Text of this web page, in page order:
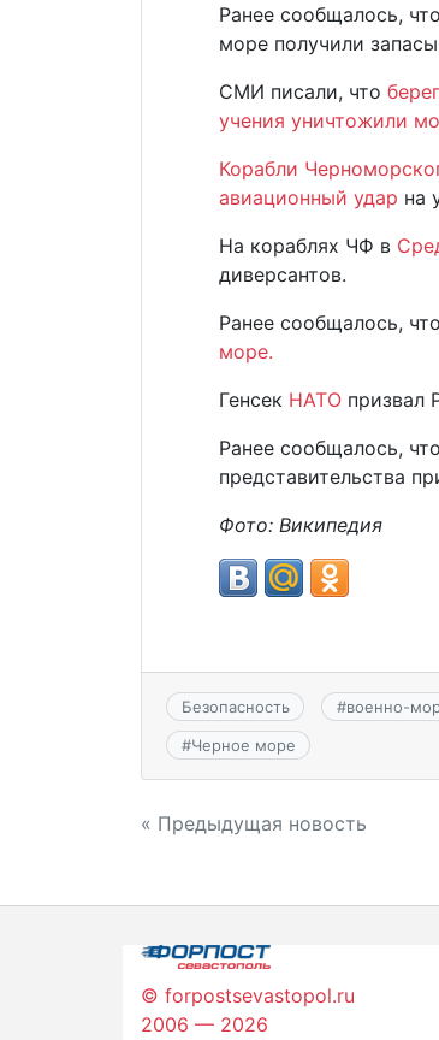
Ранее сообщалось,
море получили
СМИ писали, что
учения уничтожили
Корабли
авиационный удар на
На кораблях ЧФ в
диверсантов.
Ранее сообщалось, что
море.
Генсек НАТО призвал
Ранее сообщалось,
представительства
Фото: Википедия
Безопасность #военно-
#Черное море
Навигация
записям
« Предыдущая новость
© forpostsevastopol.ru
2006 — 2026